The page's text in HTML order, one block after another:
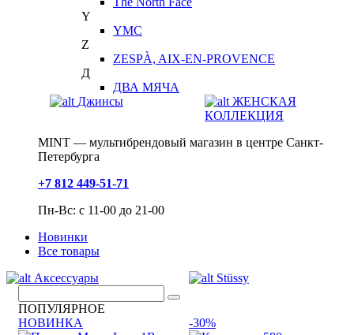
Y
YMC
Z
ZESPÀ, AIX-EN-PROVENCE
Д
ДВА МЯЧА
Джинсы
ЖЕНСКАЯ
КОЛЛЕКЦИЯ
MINT — мультибрендовый магазин в центре Санкт-
Петербурга
+7 812 449-51-71
Пн-Вс: с 11-00 до 21-00
Новинки
Все товары
Аксессуары
Stüssy
ПОПУЛЯРНОЕ
НОВИНКА
-30%